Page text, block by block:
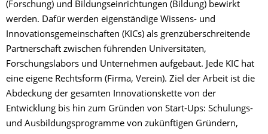
(Forschung) und Bildungseinrichtungen (Bildung) bewirkt
werden. Dafür werden eigenständige Wissens- und
Innovationsgemeinschaften (KICs) als grenzüberschreitende
Partnerschaft zwischen führenden Universitäten,
Forschungslabors und Unternehmen aufgebaut. Jede KIC hat
eine eigene Rechtsform (Firma, Verein). Ziel der Arbeit ist die
Abdeckung der gesamten Innovationskette von der
Entwicklung bis hin zum Gründen von Start-Ups: Schulungs-
und Ausbildungsprogramme von zukünftigen Gründern,